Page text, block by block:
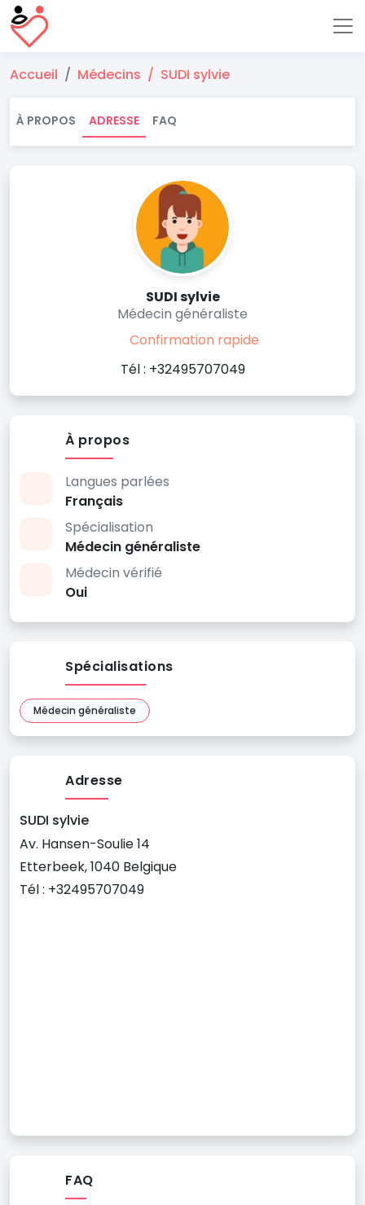
Accueil Médecins SUDI sylvie
À PROPOS ADRESSE FAQ
SUDI sylvie
Médecin généraliste
Confirmation rapide
Tél : +32495707049
À propos
Langues parlées
Français
Spécialisation
Médecin généraliste
Médecin vérifié
Oui
Spécialisations
Médecin généraliste
Adresse
SUDI sylvie
Av. Hansen-Soulie 14
Etterbeek, 1040 Belgique
Tél : +32495707049
FAQ